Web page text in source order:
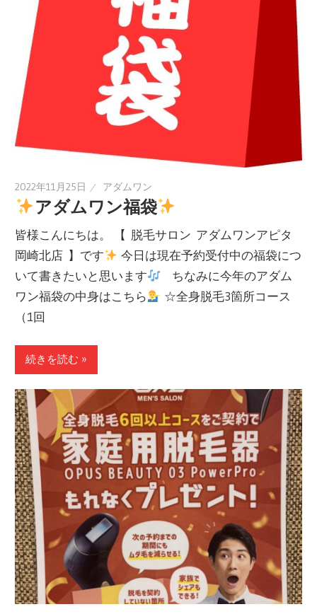
2022年11月25日 アダムワン
アダムワン福袋
皆様こんにちは。 【 脱毛サロン アダムワンアピタ
岡崎北店 】です
今日は現在予約受付中の福袋につ
いて書きたいと思います
ちなみに今年のアダム
ワン福袋の中身はこちら
☆全身脱毛3箇所コース
（1回
続きを読む »